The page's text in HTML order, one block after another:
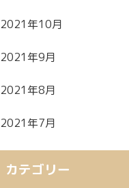
2021年10月
2021年9月
2021年8月
2021年7月
カテゴリー